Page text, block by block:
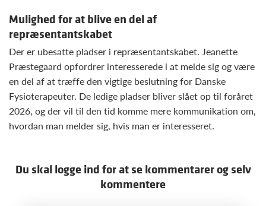
Mulighed for at blive en del af
repræsentantskabet
Der er ubesatte pladser i repræsentantskabet. Jeanette
Præstegaard opfordrer interesserede i at melde sig og være
en del af at træffe den vigtige beslutning for Danske
Fysioterapeuter. De ledige pladser bliver slået op til foråret
2026, og der vil til den tid komme mere kommunikation om,
hvordan man melder sig, hvis man er interesseret.
Du skal logge ind for at se kommentarer og selv
kommentere